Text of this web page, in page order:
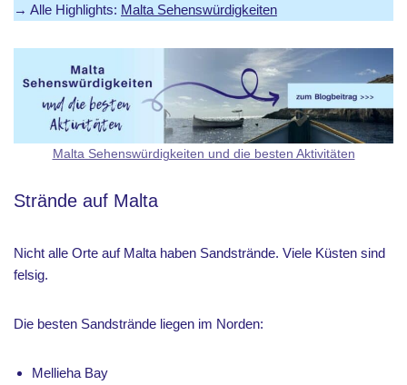
→ Alle Highlights: Malta Sehenswürdigkeiten
Malta Sehenswürdigkeiten und die besten Aktivitäten
Strände auf Malta
Nicht alle Orte auf Malta haben Sandstrände. Viele Küsten sind
felsig.
Die besten Sandstrände liegen im Norden:
Mellieha Bay